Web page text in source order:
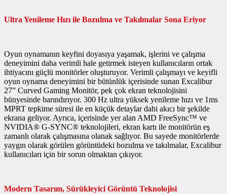
Ultra Yenileme Hızı ile Bozulma ve Takılmalar Sona Eriyor
Oyun oynamanın keyfini doyasıya yaşamak, işlerini ve çalışma
deneyimini daha verimli hale getirmek isteyen kullanıcıların ortak
ihtiyacını güçlü monitörler oluşturuyor. Verimli çalışmayı ve keyifli
oyun oynama deneyimini bir bütünlük içerisinde sunan Excalibur
27” Curved Gaming Monitör, pek çok ekran teknolojisini
bünyesinde barındırıyor. 300 Hz ultra yüksek yenileme hızı ve 1ms
MPRT tepkime süresi ile en küçük detaylar dahi akıcı bir şekilde
ekrana geliyor. Ayrıca, içerisinde yer alan AMD FreeSync™ ve
NVIDIA® G-SYNC® teknolojileri, ekran kartı ile monitörün eş
zamanlı olarak çalışmasına olanak sağlıyor. Bu sayede monitörlerde
yaygın olarak görülen görüntüdeki bozulma ve takılmalar, Excalibur
kullanıcıları için bir sorun olmaktan çıkıyor.
Modern Tasarım, Sürükleyici Görüntü Teknolojisi